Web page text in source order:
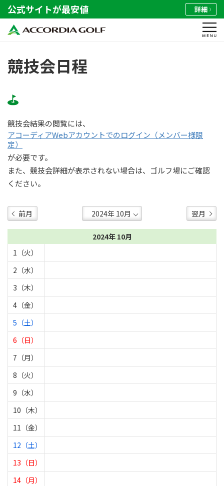
公式サイトが最安値 詳細
競技会日程
競技会結果の閲覧には、
アコーディアWebアカウントでのログイン（メンバー様限
定）
が必要です。
また、競技会詳細が表示されない場合は、ゴルフ場にご確認
ください。
前月 翌月
2024年 10月
1（火）
2（水）
3（木）
4（金）
5（土）
6（日）
7（月）
8（火）
9（水）
10（木）
11（金）
12（土）
13（日）
14（月）